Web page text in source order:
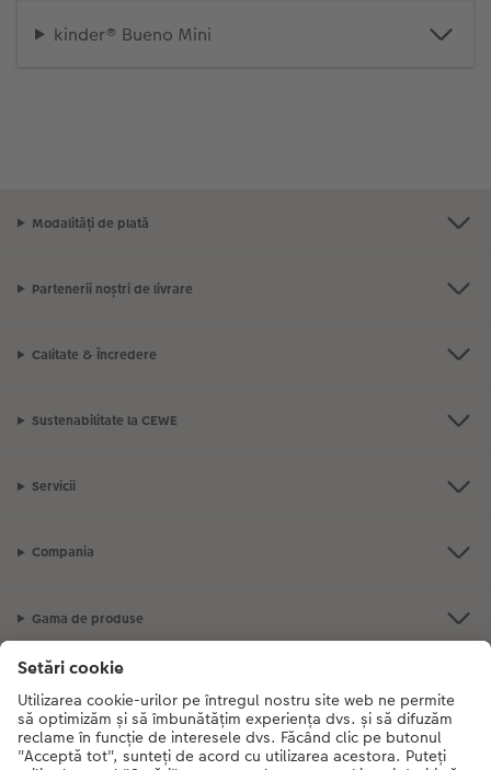
kinder® Bueno Mini
Modalități de plată
Partenerii noștri de livrare
Calitate & Încredere
Sustenabilitate la CEWE
Servicii
Compania
Gama de produse